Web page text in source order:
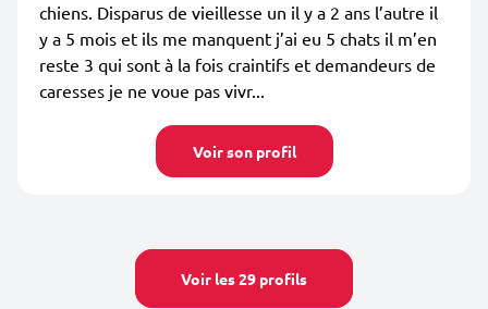
chiens. Disparus de vieillesse un il y a 2 ans l’autre il
y a 5 mois et ils me manquent j’ai eu 5 chats il m’en
reste 3 qui sont à la fois craintifs et demandeurs de
caresses je ne voue pas vivr...
Voir son profil
Voir les 29 profils